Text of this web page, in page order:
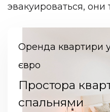
эвакуироваться,
Оренда квартири у
євро
Простора
спальнями